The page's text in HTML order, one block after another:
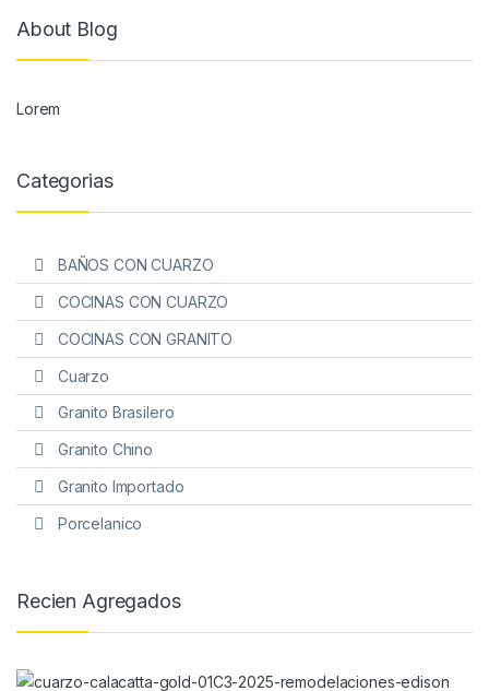
About Blog
Lorem
Categorias
BAÑOS CON CUARZO
COCINAS CON CUARZO
COCINAS CON GRANITO
Cuarzo
Granito Brasilero
Granito Chino
Granito Importado
Porcelanico
Recien Agregados